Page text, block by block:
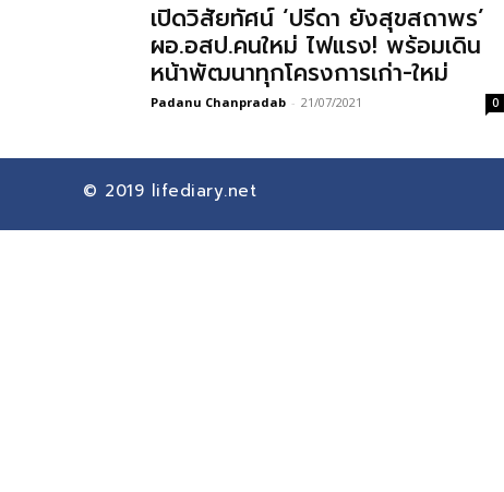
เปิดวิสัยทัศน์ ‘ปรีดา ยังสุขสถาพร’
ผอ.อสป.คนใหม่ ไฟแรง! พร้อมเดิน
หน้าพัฒนาทุกโครงการเก่า-ใหม่
Padanu Chanpradab - 21/07/2021 0
© 2019 lifediary.net